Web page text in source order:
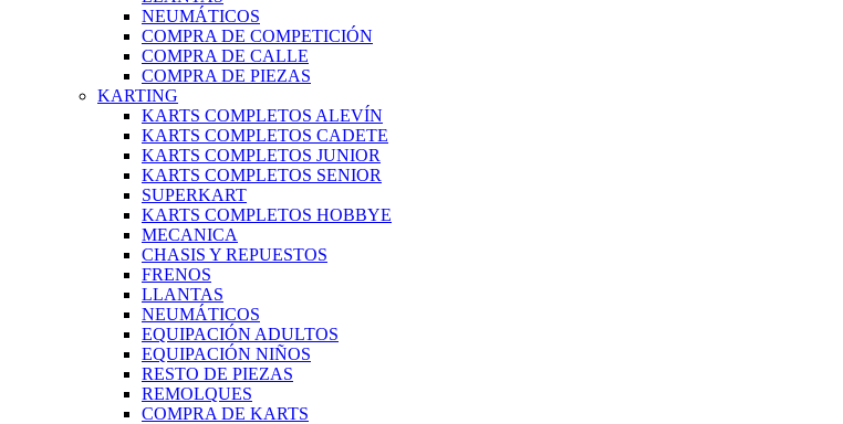
NEUMÁTICOS
COMPRA DE COMPETICIÓN
COMPRA DE CALLE
COMPRA DE PIEZAS
KARTING
KARTS COMPLETOS ALEVÍN
KARTS COMPLETOS CADETE
KARTS COMPLETOS JUNIOR
KARTS COMPLETOS SENIOR
SUPERKART
KARTS COMPLETOS HOBBYE
MECANICA
CHASIS Y REPUESTOS
FRENOS
LLANTAS
NEUMÁTICOS
EQUIPACIÓN ADULTOS
EQUIPACIÓN NIÑOS
RESTO DE PIEZAS
REMOLQUES
COMPRA DE KARTS